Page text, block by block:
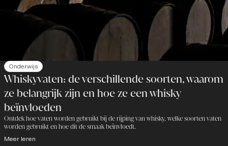
Onderwijs
Whiskyvaten: de verschillende soorten, waarom
ze belangrijk zijn en hoe ze een whisky
beïnvloeden
Ontdek hoe vaten worden gebruikt bij de rijping van whisky, welke soorten vaten
worden gebruikt en hoe dit de smaak beïnvloedt.
Meer leren